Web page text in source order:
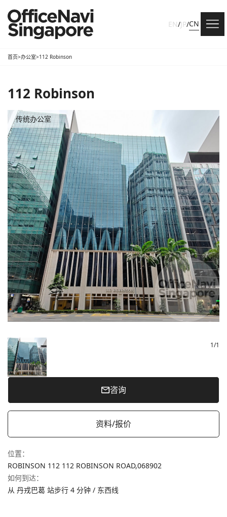
EN/JP/CN
首页>办公室>112 Robinson
112 Robinson
传统办公室
1/1
咨询
资料/报价
位置：
ROBINSON 112 112 ROBINSON ROAD,068902
如何到达：
从 丹戎巴葛 站步行 4 分钟 / 东西线